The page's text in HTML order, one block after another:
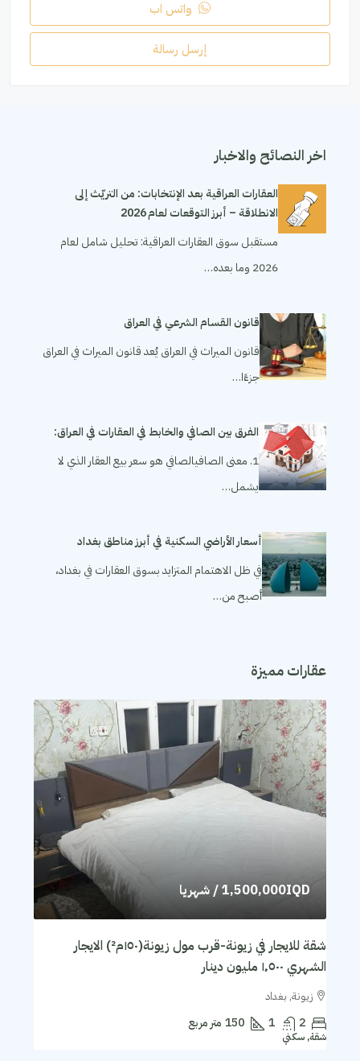
واتس اب
إرسل رسالة
اخر النصائح والاخبار
العقارات العراقية بعد الإنتخابات: من التريّث إلى
الانطلاقة – أبرز التوقعات لعام 2026
مستقبل سوق العقارات العراقية: تحليل شامل لعام
2026 وما بعده…
قانون القسام الشرعي في العراق
قانون الميراث في العراق يُعد قانون الميراث في العراق
جزءًا…
الفرق بين الصافي والخابط في العقارات في العراق:
1. معنى الصافيالصافي هو سعر بيع العقار الذي لا
يشمل…
أسعار الأراضي السكنية في أبرز مناطق بغداد
في ظل الاهتمام المتزايد بسوق العقارات في بغداد،
أصبح من…
عقارات مميزة
1,500,000IQD/ شهريا
شقة للايجار في زيونة-قرب مول زيونة(١٥٠م²) الايجار
الشهري ١٬٥٠٠ مليون دينار
زيونة, بغداد
2
1
150 متر مربع
شقة, سكني